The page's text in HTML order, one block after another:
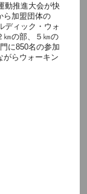
動推進大会が快
ら加盟団体の
ディック・ウォ
㎞の部、５㎞の
に850名の参加
がらウォーキン